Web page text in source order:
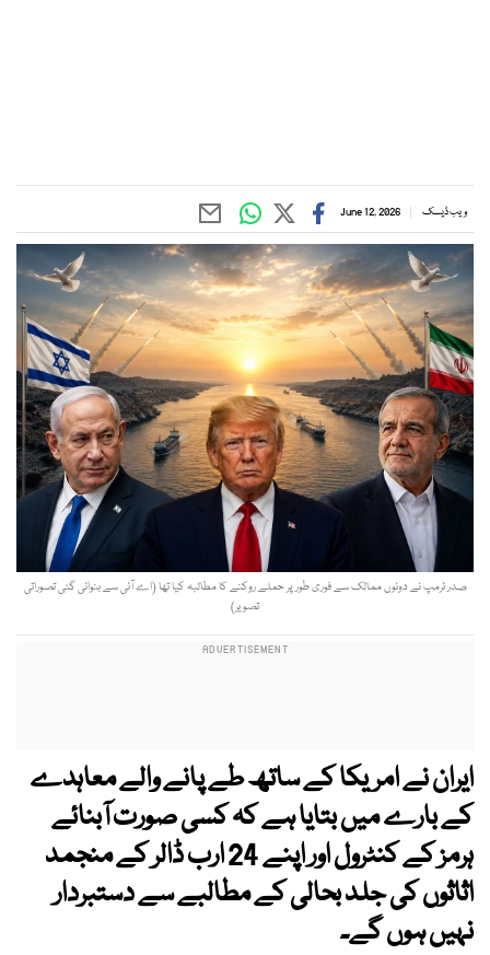
ویب ڈیسک June 12, 2026
صدر ٹرمپ نے دونوں ممالک سے فوری طور پر حملے روکنے کا مطالبہ کیا تھا (اے آئی سے بنوائی گئی تصوراتی
تصویر)
ایران نے امریکا کے ساتھ طے پانے والے معاہدے
کے بارے میں بتایا ہے کہ کسی صورت آبنائے
ہرمز کے کنٹرول اور اپنے 24 ارب ڈالر کے منجمد
اثاثوں کی جلد بحالی کے مطالبے سے دستبردار
نہیں ہوں گے۔